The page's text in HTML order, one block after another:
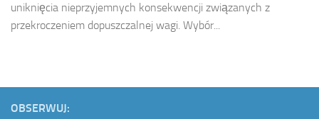
uniknięcia nieprzyjemnych konsekwencji związanych z
przekroczeniem dopuszczalnej wagi. Wybór...
OBSERWUJ: